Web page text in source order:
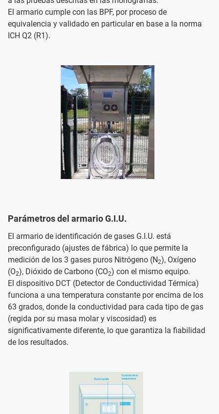
El armario cumple con las BPF, por proceso de
equivalencia y validado en particular en base a la norma
ICH Q2 (R1).
Parámetros del armario G.I.U.
El armario de identificación de gases G.I.U. está
preconfigurado (ajustes de fábrica) lo que permite la
medición de los 3 gases puros Nitrógeno (N2), Oxígeno
(O2), Dióxido de Carbono (CO2) con el mismo equipo.
El dispositivo DCT (Detector de Conductividad Térmica)
funciona a una temperatura constante por encima de los
63 grados, donde la conductividad para cada tipo de gas
(regida por su masa molar y viscosidad) es
significativamente diferente, lo que garantiza la fiabilidad
de los resultados.